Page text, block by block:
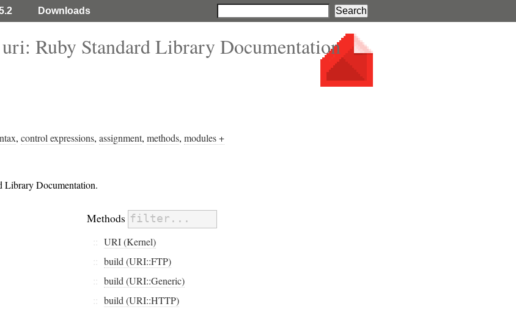
Downloads
uri: Ruby Standard Library Documentation
, control expressions, assignment, methods, modules +
Library Documentation.
Methods
:: URI (Kernel)
:: build (URI::FTP)
:: build (URI::Generic)
:: build (URI::HTTP)